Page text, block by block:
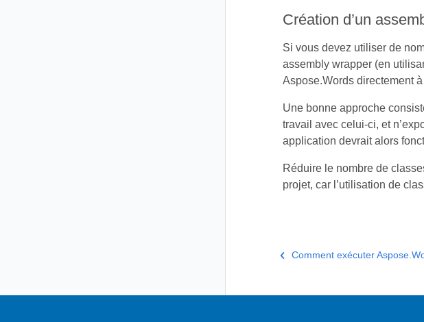
Création d’un
Si vous devez utiliser de
assembly wrapper (en
Aspose.Words directement
Une bonne approche
travail avec celui-ci, et
application devrait alors
Réduire le nombre de
projet, car l’utilisation de
Comment exécuter